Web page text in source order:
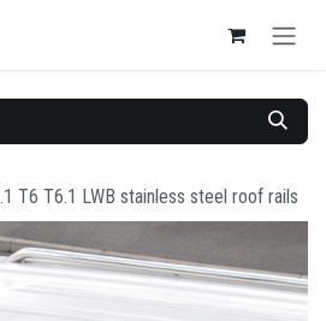
T6 T6.1 LWB stainless steel roof rails